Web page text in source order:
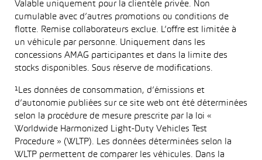
Valable uniquement pour la clientèle privée. Non
cumulable avec d’autres promotions ou conditions de
flotte. Remise collaborateurs exclue. L’offre est limitée à
un véhicule par personne. Uniquement dans les
concessions AMAG participantes et dans la limite des
stocks disponibles. Sous réserve de modifications.
¹Les données de consommation, d’émissions et
d’autonomie publiées sur ce site web ont été déterminées
selon la procédure de mesure prescrite par la loi «
Worldwide Harmonized Light-Duty Vehicles Test
Procedure » (WLTP). Les données déterminées selon la
WLTP permettent de comparer les véhicules. Dans la